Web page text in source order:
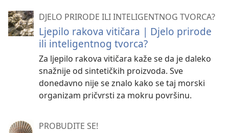
DJELO PRIRODE ILI INTELIGENTNOG TVORCA?
Ljepilo rakova vitičara | Djelo prirode
ili inteligentnog tvorca?
Za ljepilo rakova vitičara kaže se da je daleko
snažnije od sintetičkih proizvoda. Sve
donedavno nije se znalo kako se taj morski
organizam pričvrsti za mokru površinu.
PROBUDITE SE!